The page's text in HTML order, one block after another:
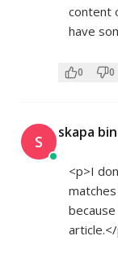
content
have
0 0
S skapa
<p>I